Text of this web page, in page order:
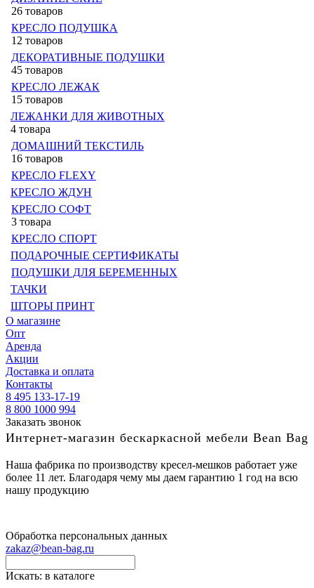
26 товаров
КРЕСЛО ПОДУШКА
12 товаров
ДЕКОРАТИВНЫЕ ПОДУШКИ
45 товаров
КРЕСЛО ЛЕЖАК
15 товаров
ЛЕЖАНКИ ДЛЯ ЖИВОТНЫХ
4 товара
ДОМАШНИЙ ТЕКСТИЛЬ
16 товаров
КРЕСЛО FLEXY
КРЕСЛО ЖДУН
КРЕСЛО СОФТ
3 товара
КРЕСЛО СПОРТ
ПОДАРОЧНЫЕ СЕРТИФИКАТЫ
ПОДУШКИ ДЛЯ БЕРЕМЕННЫХ
ТАЧКИ
ШТОРЫ ПРИНТ
О магазине
Опт
Аренда
Акции
Доставка и оплата
Контакты
8 495 133-17-19
8 800 1000 994
Заказать звонок
Интернет-магазин бескаркасной мебели Bean Bag
Наша фабрика по производству кресел-мешков работает уже
более 11 лет. Благодаря чему мы даем гарантию 1 год на всю
нашу продукцию
Обработка персональных данных
zakaz@bean-bag.ru
Искать: в каталоге